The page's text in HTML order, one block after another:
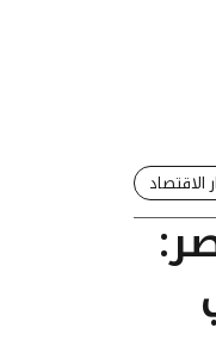
الاقتصاد